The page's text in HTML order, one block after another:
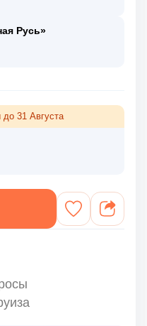
Русь»
до 31 Августа